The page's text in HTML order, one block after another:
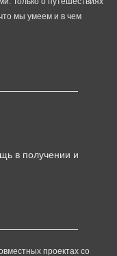
мы умеем и в чем
в получении и
проектах со